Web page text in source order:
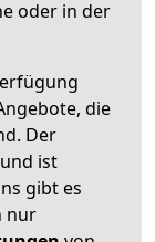
oder in der
die
Der
ist
gibt es
nur